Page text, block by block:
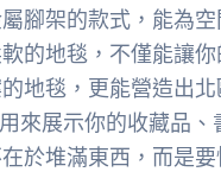
腳架的款式，能為空
的地毯，不僅能讓
地毯，更能營造出
來展示你的收藏品
於堆滿東西，而是